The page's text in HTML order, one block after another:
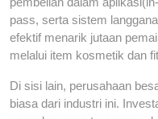
pass, serta sistem
efektif menarik jutaan
melalui item kosmetik dan
Di sisi lain, perusahaan
biasa dari industri ini.